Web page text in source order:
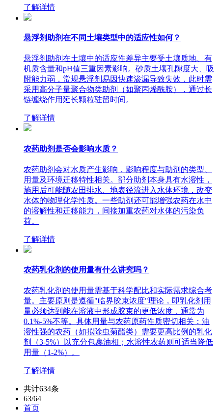
了解详情
悬浮剂助剂在不同土壤类型中的适应性如何？
悬浮剂助剂在土壤中的适应性差异主要受土壤质地、有
机质含量和pH值三重因素影响。砂质土壤孔隙度大、吸
附能力弱，常规悬浮剂易因快速渗漏导致失效，此时需
采用高分子量聚合物类助剂（如聚丙烯酰胺），通过长
链缠绕作用延长颗粒驻留时间。
了解详情
农药助剂是否会影响水质？
农药助剂会对水质产生影响，影响程度与助剂的类型、
用量及环境迁移特性相关。部分助剂本身具有水溶性，
施用后可能随农田排水、地表径流进入水体环境，改变
水体的物理化学性质。一些助剂还可能增强农药在水中
的溶解性和迁移能力，间接加重农药对水体的污染负
荷。
了解详情
农药乳化剂的使用量有什么讲究吗？
农药乳化剂的使用量需基于科学配比和实际需求综合考
量。主要原则是遵循"临界胶束浓度"理论，即乳化剂用
量必须达到能在溶液中形成胶束的更低浓度，通常为
0.1%-5%不等。具体用量与农药原药性质密切相关：油
溶性强的农药（如拟除虫菊酯类）需要更高比例的乳化
剂（3-5%）以充分包裹油相；水溶性农药则可适当降低
用量（1-2%）。
了解详情
共计634条
63/64
首页